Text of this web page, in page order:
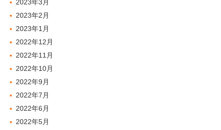
2023年3月
2023年2月
2023年1月
2022年12月
2022年11月
2022年10月
2022年9月
2022年7月
2022年6月
2022年5月